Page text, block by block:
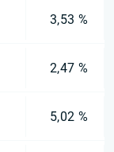
3,53 %
2,47 %
5,02 %